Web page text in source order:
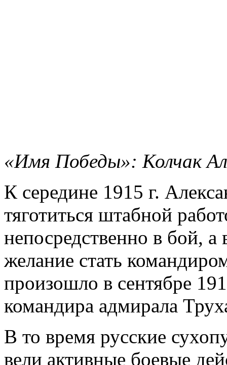
«Имя Победы»: Колчак
К середине 1915 г.
тяготиться штабной
непосредственно в бой, а
желание стать
произошло в сентябре
командира адмирала
В то время русские
вели активные боевые